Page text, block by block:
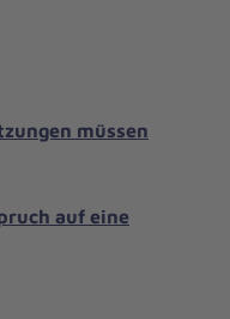
müssen
auf eine